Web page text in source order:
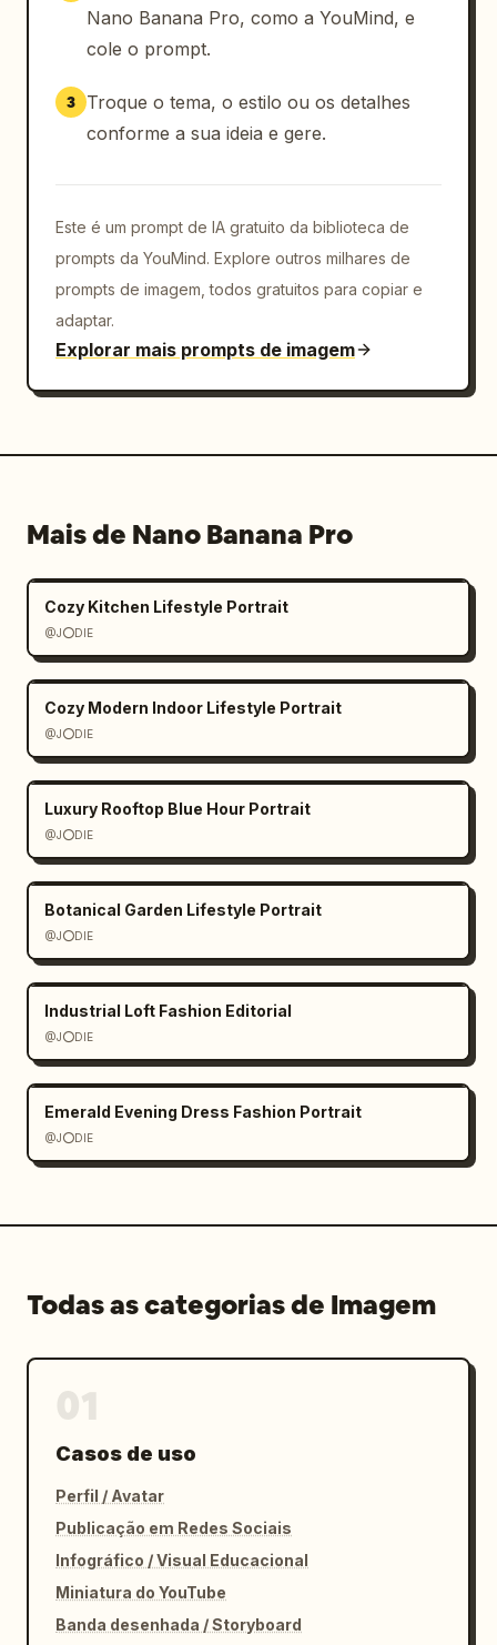
Nano Banana Pro, como a YouMind, e
cole o prompt.
3
Troque o tema, o estilo ou os detalhes
conforme a sua ideia e gere.
Este é um prompt de IA gratuito da biblioteca de
prompts da YouMind. Explore outros milhares de
prompts de imagem, todos gratuitos para copiar e
adaptar.
Explorar mais prompts de imagem
Mais de Nano Banana Pro
Cozy Kitchen Lifestyle Portrait
@J⭕DIE
Cozy Modern Indoor Lifestyle Portrait
@J⭕DIE
Luxury Rooftop Blue Hour Portrait
@J⭕DIE
Botanical Garden Lifestyle Portrait
@J⭕DIE
Industrial Loft Fashion Editorial
@J⭕DIE
Emerald Evening Dress Fashion Portrait
@J⭕DIE
Todas as categorias de Imagem
Casos de uso
Perfil / Avatar
Publicação em Redes Sociais
Infográfico / Visual Educacional
Miniatura do YouTube
Banda desenhada / Storyboard